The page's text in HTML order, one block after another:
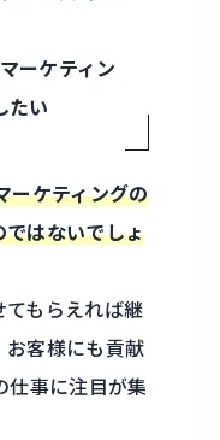
ーケティン
たい
ーケティングの
ではないでしょ
もらえれば継
お客様にも貢献
仕事に注目が集